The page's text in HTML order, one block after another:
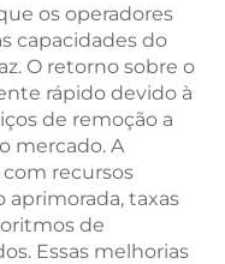
os operadores
capacidades do
O retorno sobre o
rápido devido à
de remoção a
mercado. A
recursos
aprimorada, taxas
de
Essas melhorias